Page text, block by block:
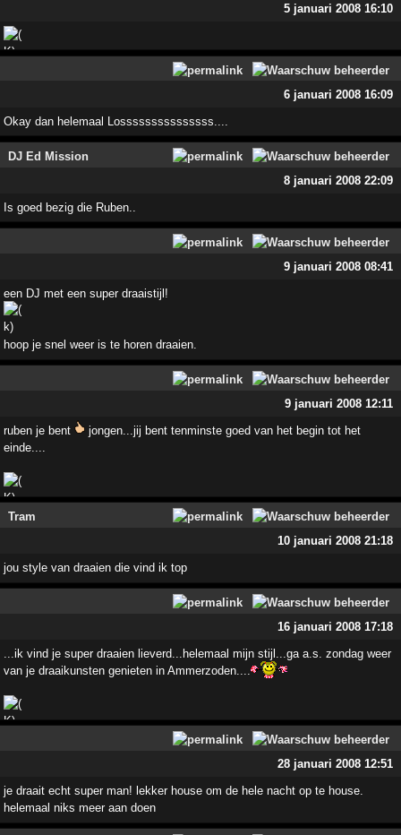
5 januari 2008 16:10
6 januari 2008 16:09
Okay dan helemaal Losssssssssssssss....
DJ Ed Mission
8 januari 2008 22:09
Is goed bezig die Ruben..
9 januari 2008 08:41
een DJ met een super draaistijl!
hoop je snel weer is te horen draaien.
9 januari 2008 12:11
ruben je bent
jongen...jij bent tenminste goed van het begin tot het
einde....
Tram
10 januari 2008 21:18
jou style van draaien die vind ik top
16 januari 2008 17:18
...ik vind je super draaien lieverd...helemaal mijn stijl...ga a.s. zondag weer
van je draaikunsten genieten in Ammerzoden....
28 januari 2008 12:51
je draait echt super man! lekker house om de hele nacht op te house.
helemaal niks meer aan doen